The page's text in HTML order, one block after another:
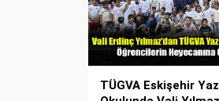
TÜGVA Eskişehir Yaz